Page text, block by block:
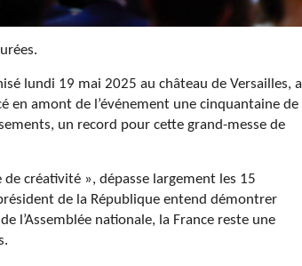
lundi 19 mai 2025 au château de Versailles, a
en amont de l’événement une cinquantaine de
un record pour cette grand-messe de
créativité », dépasse largement les 15
de la République entend démontrer
l’Assemblée nationale, la France reste une